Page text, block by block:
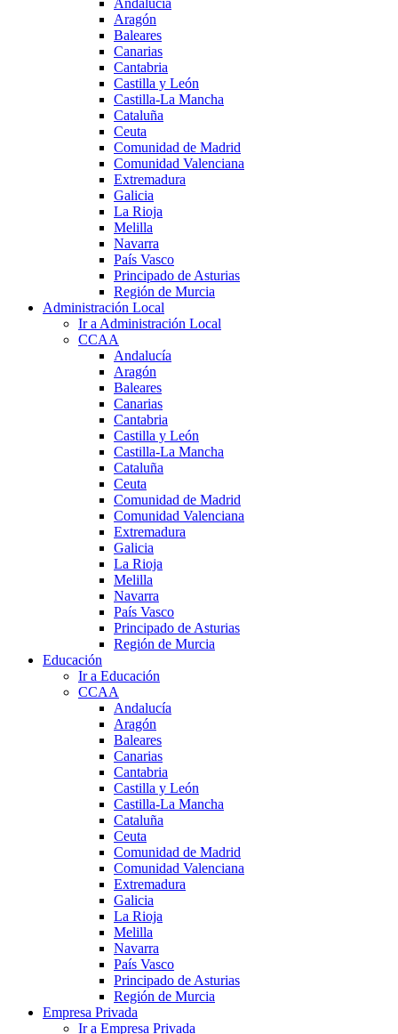
Aragón
Baleares
Canarias
Cantabria
Castilla y León
Castilla-La Mancha
Cataluña
Ceuta
Comunidad de Madrid
Comunidad Valenciana
Extremadura
Galicia
La Rioja
Melilla
Navarra
País Vasco
Principado de Asturias
Región de Murcia
Administración Local
Ir a Administración Local
CCAA
Andalucía
Aragón
Baleares
Canarias
Cantabria
Castilla y León
Castilla-La Mancha
Cataluña
Ceuta
Comunidad de Madrid
Comunidad Valenciana
Extremadura
Galicia
La Rioja
Melilla
Navarra
País Vasco
Principado de Asturias
Región de Murcia
Educación
Ir a Educación
CCAA
Andalucía
Aragón
Baleares
Canarias
Cantabria
Castilla y León
Castilla-La Mancha
Cataluña
Ceuta
Comunidad de Madrid
Comunidad Valenciana
Extremadura
Galicia
La Rioja
Melilla
Navarra
País Vasco
Principado de Asturias
Región de Murcia
Empresa Privada
Ir a Empresa Privada